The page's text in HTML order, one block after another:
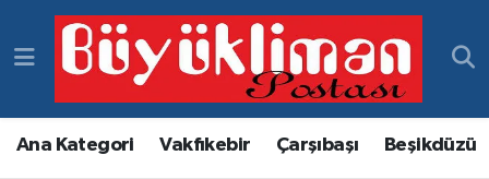
Ana Kategori Vakfıkebir Çarşıbaşı Beşikdüzü
Vakfıkebir Hava Durumu
Vakfıkebir Trafik Yoğunluk Haritası